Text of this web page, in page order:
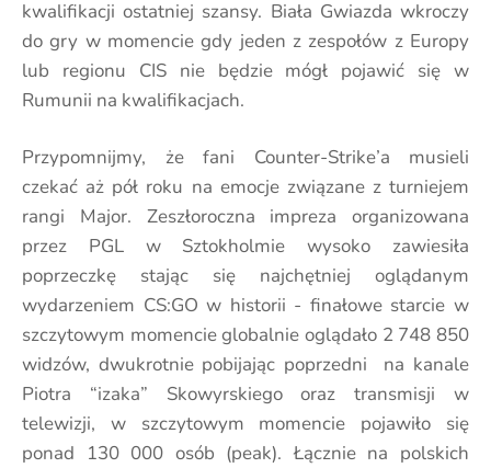
kwalifikacji ostatniej szansy. Biała Gwiazda wkroczy
do gry w momencie gdy jeden z zespołów z Europy
lub regionu CIS nie będzie mógł pojawić się w
Rumunii na kwalifikacjach.
Przypomnijmy, że fani Counter-Strike’a musieli
czekać aż pół roku na emocje związane z turniejem
rangi Major. Zeszłoroczna impreza organizowana
przez PGL w Sztokholmie wysoko zawiesiła
poprzeczkę stając się najchętniej oglądanym
wydarzeniem CS:GO w historii - finałowe starcie w
szczytowym momencie globalnie oglądało 2 748 850
widzów, dwukrotnie pobijając poprzedni na kanale
Piotra “izaka” Skowyrskiego oraz transmisji w
telewizji, w szczytowym momencie pojawiło się
ponad 130 000 osób (peak). Łącznie na polskich